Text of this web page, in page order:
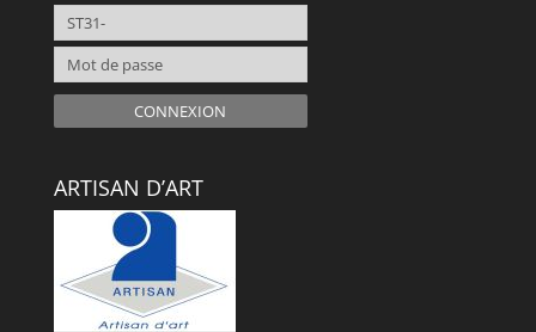
CONNEXION
ARTISAN D’ART